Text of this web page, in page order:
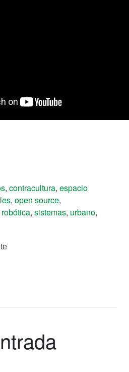
, contracultura, espacio
, open source,
robótica, sistemas, urbano,